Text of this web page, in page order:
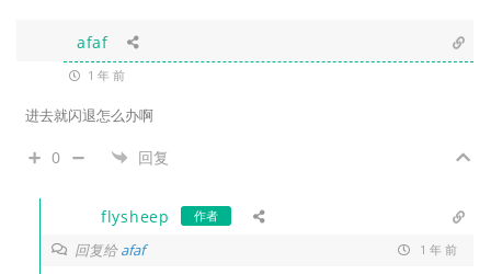
afaf
1 年 前
进去就闪退怎么办啊
0 回复
flysheep 作者
回复给afaf 1 年 前